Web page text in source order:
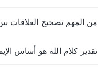
من المهم تصحيح العلاقات
تقدير كلام الله هو أساس